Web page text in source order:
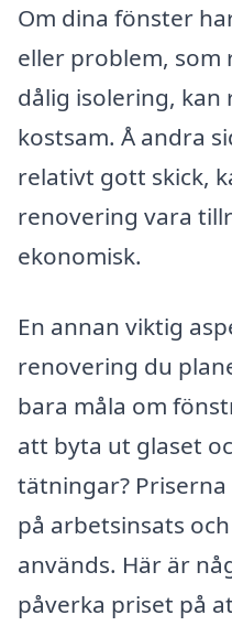
Om dina fönster
eller problem,
dålig isolering,
kostsam. Å andra
relativt gott skick,
renovering vara
ekonomisk.
En annan viktig
renovering du
bara måla om
att byta ut glaset
tätningar?
på arbetsinsats
används. Här är
påverka priset på